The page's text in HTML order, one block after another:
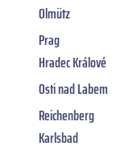
Olmütz
Prag
Hradec Králové
Osti nad Labem
Reichenberg
Karlsbad